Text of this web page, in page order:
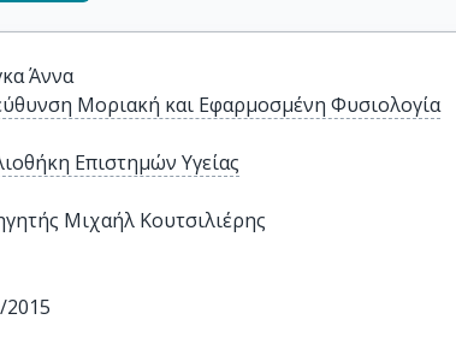
Άννα
Μοριακή και Εφαρμοσμένη Φυσιολογία
Επιστημών Υγείας
Μιχαήλ Κουτσιλιέρης
2015